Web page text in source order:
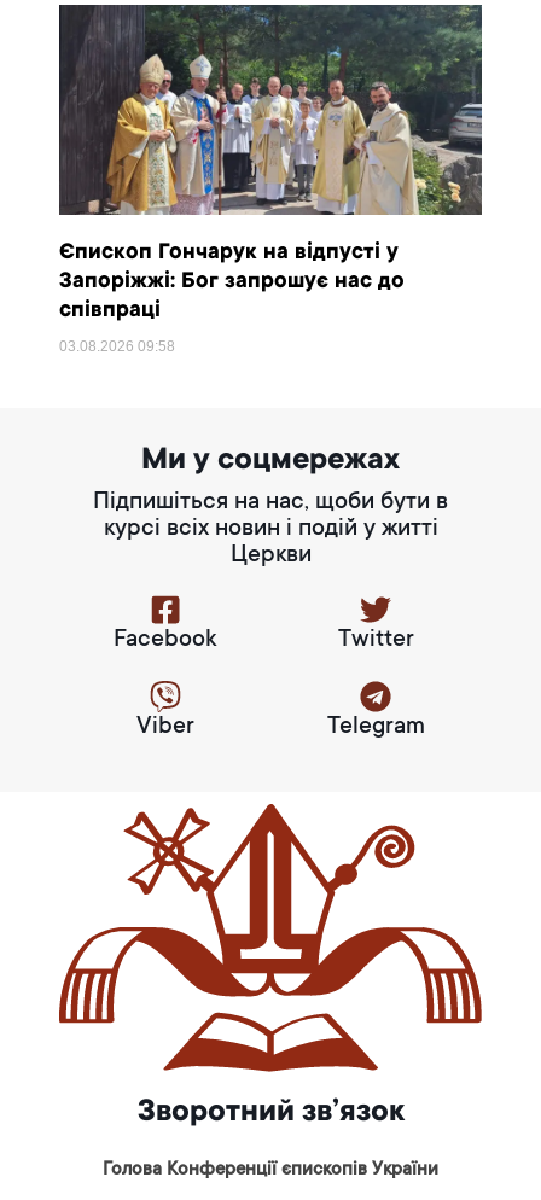
Єпископ Гончарук на відпусті у
Запоріжжі: Бог запрошує нас до
співпраці
03.08.202609:58
Ми у соцмережах
Підпишіться на нас, щоби бути в
курсі всіх новин і подій у житті
Церкви
Facebook Twitter
Viber Telegram
Зворотний зв’язок
Голова Конференції єпископів України